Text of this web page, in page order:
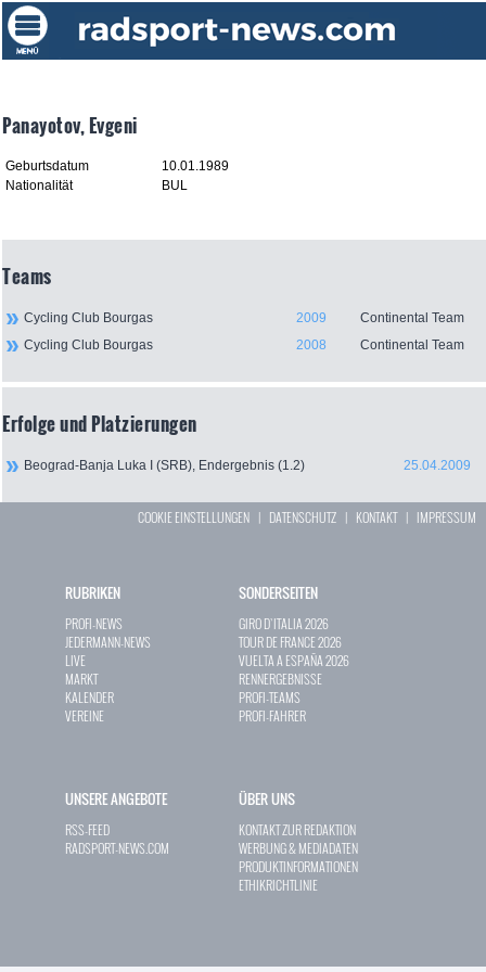
Panayotov, Evgeni
Geburtsdatum
10.01.1989
Nationalität
BUL
Teams
Cycling Club Bourgas 2009
Continental Team
Cycling Club Bourgas
2008 Continental Team
Erfolge und Platzierungen
Beograd-Banja Luka I (SRB), Endergebnis (1.2) 25.04.2009
COOKIE EINSTELLUNGEN | DATENSCHUTZ | KONTAKT| IMPRESSUM
RUBRIKEN
PROFI-NEWS
JEDERMANN-NEWS
LIVE
MARKT
KALENDER
VEREINE
SONDERSEITEN
GIRO D`ITALIA 2026
TOUR DE FRANCE 2026
VUELTA A ESPAÑA 2026
RENNERGEBNISSE
PROFI-TEAMS
PROFI-FAHRER
UNSERE ANGEBOTE
RSS-FEED
RADSPORT-NEWS.COM
ÜBER UNS
KONTAKT ZUR REDAKTION
WERBUNG & MEDIADATEN
PRODUKTINFORMATIONEN
ETHIKRICHTLINIE